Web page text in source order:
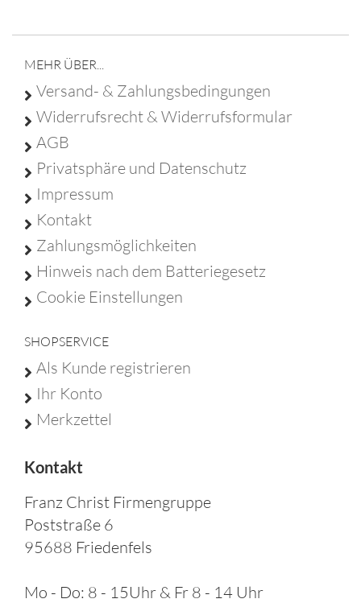
MEHR ÜBER...
Versand- & Zahlungsbedingungen
Widerrufsrecht & Widerrufsformular
AGB
Privatsphäre und Datenschutz
Impressum
Kontakt
Zahlungsmöglichkeiten
Hinweis nach dem Batteriegesetz
Cookie Einstellungen
SHOPSERVICE
Als Kunde registrieren
Ihr Konto
Merkzettel
Kontakt
Franz Christ Firmengruppe
Poststraße 6
95688 Friedenfels
Mo - Do: 8 - 15Uhr & Fr 8 - 14 Uhr